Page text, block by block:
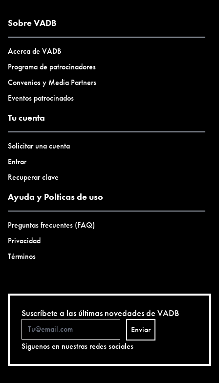
Sobre VADB
Acerca de VADB
Programa de patrocinadores
Convenios y Media Partners
Eventos patrocinados
Tu cuenta
Solicitar una cuenta
Entrar
Recuperar clave
Ayuda y Polticas de uso
Preguntas frecuentes (FAQ)
Privacidad
Términos
Suscríbete a las últimas novedades de VADB
Enviar
Siguenos en nuestras redes sociales